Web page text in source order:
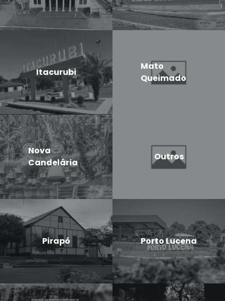
Itacurubi
Mato
Queimado
Nova
Candelária
Outros
Pirapó Porto Lucena